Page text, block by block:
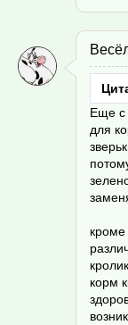
Еще с
для
кроме
корм